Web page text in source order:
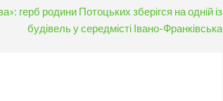
герб родини Потоцьких зберігся на одній із
будівель у середмісті Івано-Франківська